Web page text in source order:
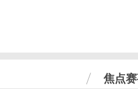
焦点